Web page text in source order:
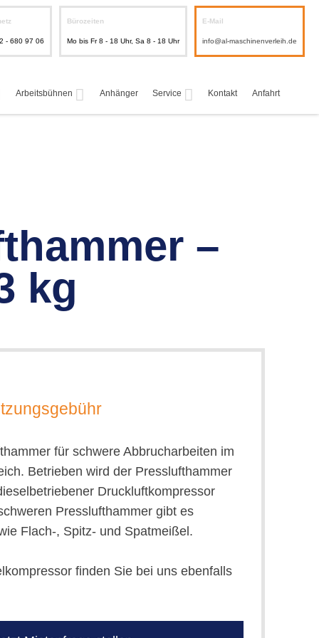
- 680 97 06
Bürozeiten
Mo bis Fr 8 - 18 Uhr, Sa 8 - 18 Uhr
E-Mail
info@al-maschinenverleih.de
Arbeitsbühnen Anhänger Service Kontakt Anfahrt
–
kg
für schwere Abbrucharbeiten im
Betrieben wird der Presslufthammer
Druckluftkompressor
Presslufthammer gibt es
Flach-, Spitz- und Spatmeißel.
finden Sie bei uns ebenfalls